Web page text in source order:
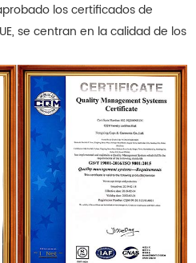
los certificados de
se centran en la calidad de los